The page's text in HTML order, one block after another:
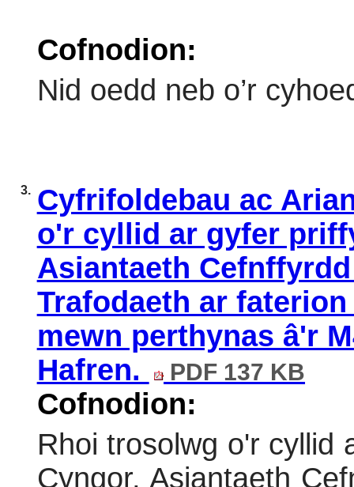
Cofnodion:
Nid oedd neb o’r
3. Cyfrifoldebau ac
o'r cyllid ar gyfer
Asiantaeth
Trafodaeth ar
mewn perthynas â'r
Hafren.
PDF 137 KB
Cofnodion:
Rhoi trosolwg o'r cyllid
Cyngor, Asiantaeth